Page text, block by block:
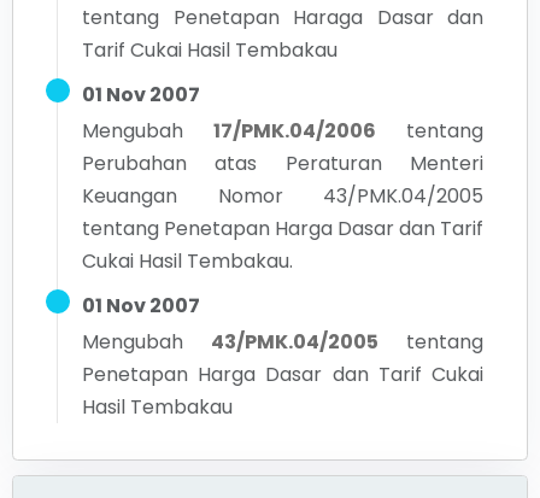
tentang Penetapan Haraga Dasar dan
Tarif Cukai Hasil Tembakau
01 Nov 2007
Mengubah
17/PMK.04/2006
tentang
Perubahan atas Peraturan Menteri
Keuangan Nomor 43/PMK.04/2005
tentang Penetapan Harga Dasar dan Tarif
Cukai Hasil Tembakau.
01 Nov 2007
Mengubah
43/PMK.04/2005
tentang
Penetapan Harga Dasar dan Tarif Cukai
Hasil Tembakau